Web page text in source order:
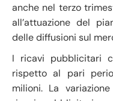
anche nel terzo
all’attuazione del
delle diffusioni sul
I ricavi pubblicitari
rispetto al pari
milioni. La